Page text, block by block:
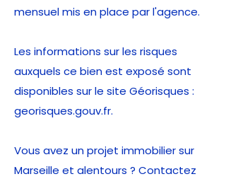
mensuel mis en place par l'agence.
Les informations sur les risques
auxquels ce bien est exposé sont
disponibles sur le site Géorisques :
georisques.gouv.fr.
Vous avez un projet immobilier sur
Marseille et alentours ? Contactez